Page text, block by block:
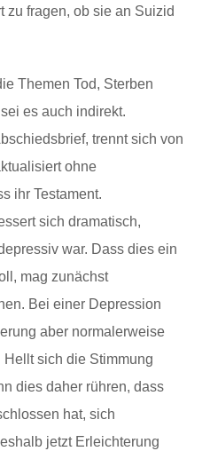
zu fragen, ob sie an Suizid
Themen Tod, Sterben
es auch indirekt.
trennt sich von
ohne
ihr Testament.
sich dramatisch,
war. Dass dies ein
mag zunächst
Bei einer Depression
aber normalerweise
sich die Stimmung
dies daher rühren, dass
hat, sich
jetzt Erleichterung